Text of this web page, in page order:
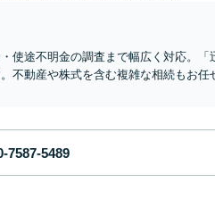
使途不明金の調査まで幅広く対応。「
不動産や株式を含む複雑な相続もお任